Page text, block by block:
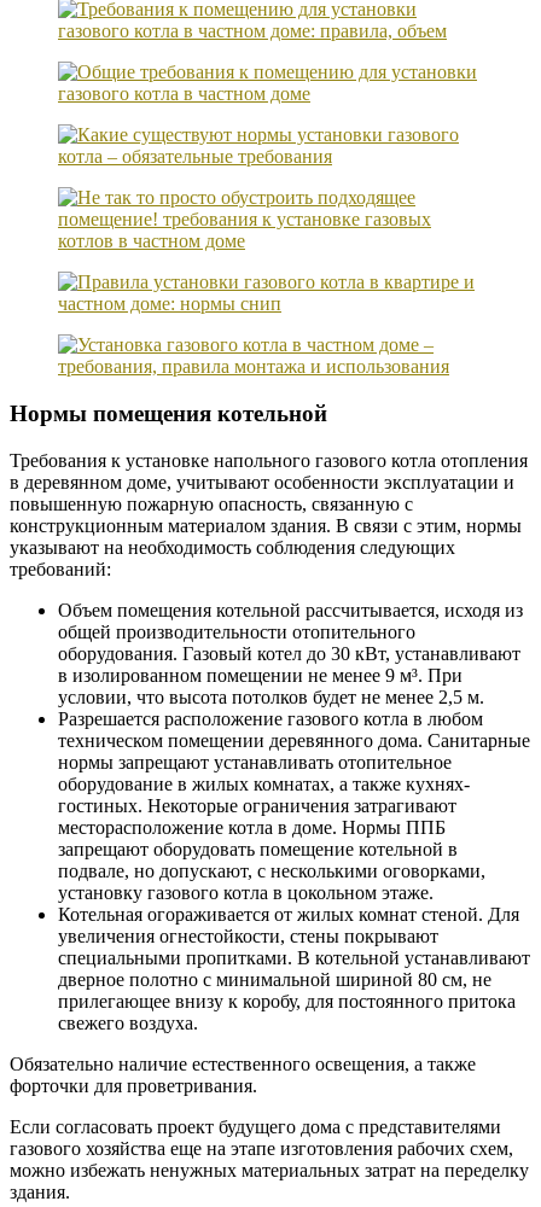
Нормы помещения котельной
Требования к установке напольного газового котла отопления
в деревянном доме, учитывают особенности эксплуатации и
повышенную пожарную опасность, связанную с
конструкционным материалом здания. В связи с этим, нормы
указывают на необходимость соблюдения следующих
требований:
Объем помещения котельной рассчитывается, исходя из
общей производительности отопительного
оборудования. Газовый котел до 30 кВт, устанавливают
в изолированном помещении не менее 9 м³. При
условии, что высота потолков будет не менее 2,5 м.
Разрешается расположение газового котла в любом
техническом помещении деревянного дома. Санитарные
нормы запрещают устанавливать отопительное
оборудование в жилых комнатах, а также кухнях-
гостиных. Некоторые ограничения затрагивают
месторасположение котла в доме. Нормы ППБ
запрещают оборудовать помещение котельной в
подвале, но допускают, с несколькими оговорками,
установку газового котла в цокольном этаже.
Котельная огораживается от жилых комнат стеной. Для
увеличения огнестойкости, стены покрывают
специальными пропитками. В котельной устанавливают
дверное полотно с минимальной шириной 80 см, не
прилегающее внизу к коробу, для постоянного притока
свежего воздуха.
Обязательно наличие естественного освещения, а также
форточки для проветривания.
Если согласовать проект будущего дома с представителями
газового хозяйства еще на этапе изготовления рабочих схем,
можно избежать ненужных материальных затрат на переделку
здания.